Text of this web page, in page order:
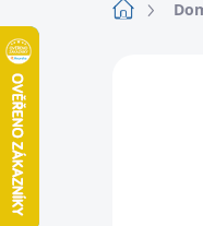
Domů